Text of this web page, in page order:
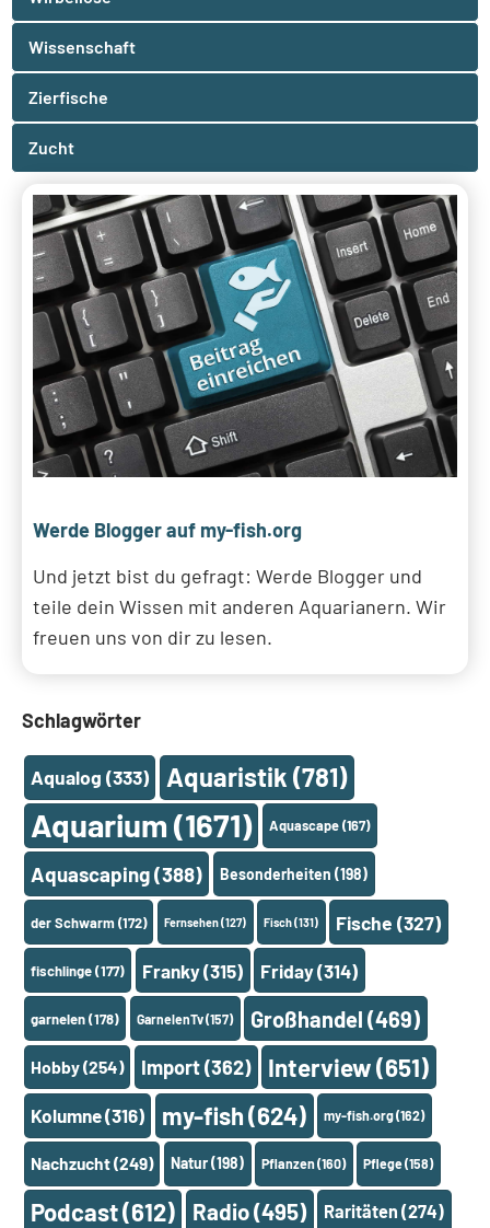
Wissenschaft
Zierfische
Zucht
Werde Blogger auf my-fish.org
Und jetzt bist du gefragt: Werde Blogger und
teile dein Wissen mit anderen Aquarianern. Wir
freuen uns von dir zu lesen.
Schlagwörter
Aqualog (333) Aquaristik (781)
Aquarium (1671) Aquascape(167)
Aquascaping(388) Besonderheiten (198)
der Schwarm(172) Fernsehen(127) Fisch(131) Fische (327)
fischlinge(177) Franky(315) Friday(314)
garnelen(178) GarnelenTv(157) Großhandel (469)
Hobby(254) Import(362) Interview(651)
Kolumne(316) my-fish(624) my-fish.org(162)
Nachzucht(249) Natur(198) Pflanzen(160) Pflege(158)
Podcast(612) Radio(495) Raritäten (274)